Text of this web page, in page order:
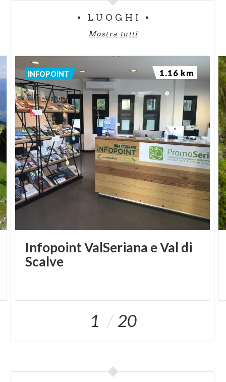
LUOGHI
Mostra tutti
Infopoint ValSeriana e Val di
Scalve
INFOPOINT 1.16 km
1 20